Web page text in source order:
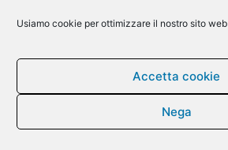
Usiamo cookie per ottimizzare il nostro sito
Accetta cookie
Nega